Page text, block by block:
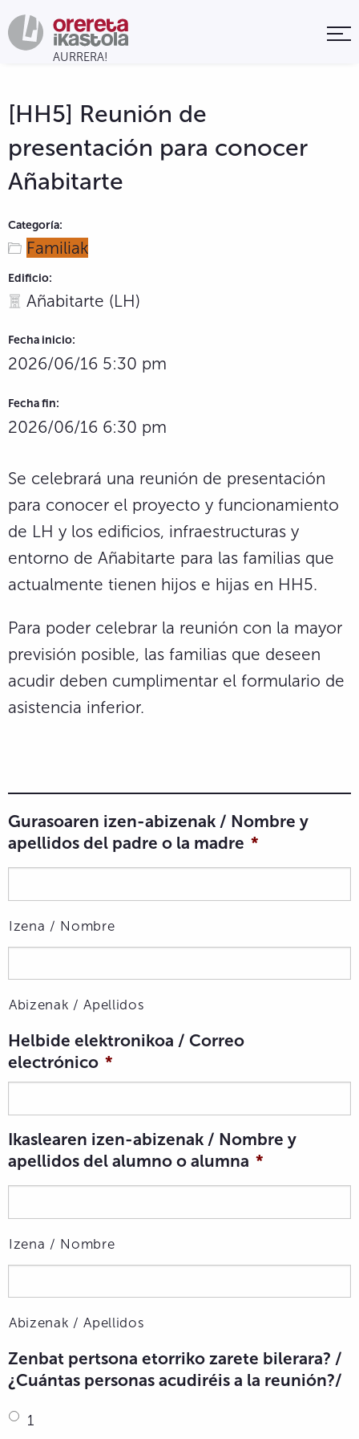
[HH5] Reunión de
presentación para conocer
Añabitarte
Categoría:
Familiak
Edificio:
Añabitarte (LH)
Fecha inicio:
2026/06/16 5:30 pm
Fecha fin:
2026/06/16 6:30 pm
Se celebrará una reunión de presentación
para conocer el proyecto y funcionamiento
de LH y los edificios, infraestructuras y
entorno de Añabitarte para las familias que
actualmente tienen hijos e hijas en HH5.
Para poder celebrar la reunión con la mayor
previsión posible, las familias que deseen
acudir deben cumplimentar el formulario de
asistencia inferior.
Gurasoaren izen-abizenak / Nombre y
apellidos del padre o la madre *
Izena / Nombre
Abizenak / Apellidos
Helbide elektronikoa / Correo
electrónico *
Ikaslearen izen-abizenak / Nombre y
apellidos del alumno o alumna *
Izena / Nombre
Abizenak / Apellidos
Zenbat pertsona etorriko zarete bilerara? /
¿Cuántas personas acudiréis a la reunión?/
1